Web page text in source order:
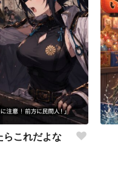
らこれだよな